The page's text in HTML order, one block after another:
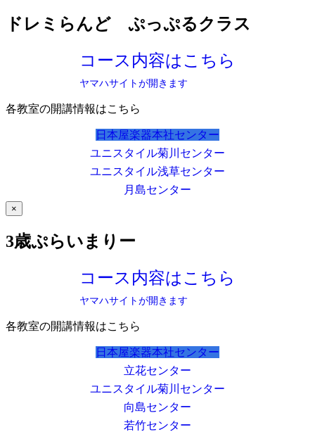
ドレミらんど ぷっぷるクラス
コース内容はこちら
ヤマハサイトが開きます
各教室の開講情報はこちら
日本屋楽器本社センター
ユニスタイル菊川センター
ユニスタイル浅草センター
月島センター
×
3歳ぷらいまりー
コース内容はこちら
ヤマハサイトが開きます
各教室の開講情報はこちら
日本屋楽器本社センター
立花センター
ユニスタイル菊川センター
向島センター
若竹センター